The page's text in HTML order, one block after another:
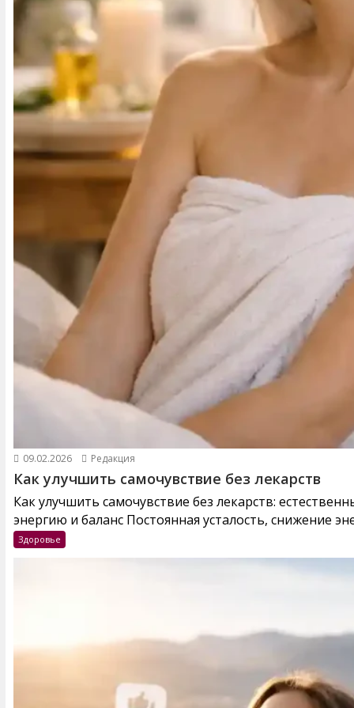
09.02.2026 Редакция
Как улучшить самочувствие без лекарств
Как улучшить самочувствие без лекарств:
энергию и баланс Постоянная усталость, снижение
Здоровье